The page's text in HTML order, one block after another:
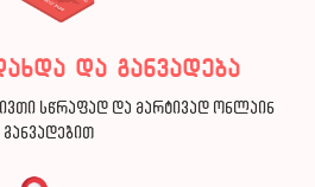
და განვადება
სწრაფად და მარტივად ონლაინ
განვადებით